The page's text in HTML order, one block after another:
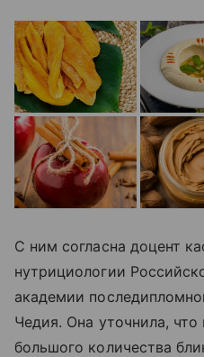
С ним согласна доцент
нутрициологии
академии
Чедия. Она уточнила, что
большого количества